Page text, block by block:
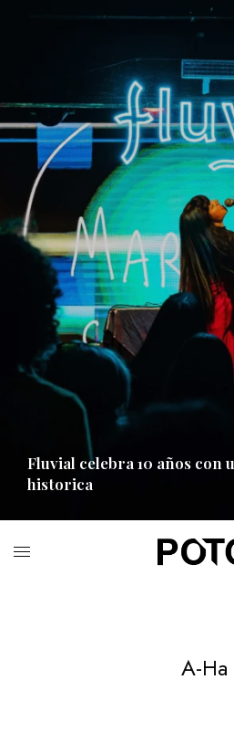
Fluvial celebra 10 años con
historica
A-Ha